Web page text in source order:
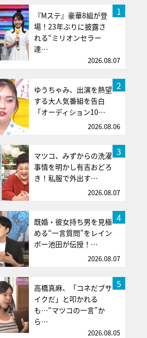
1
『Mステ』豪華8組が登
場！23年ぶりに披露さ
れる“ミリオンセラー
達…
2026.08.07
2
ゆうちゃみ、出演を熱望
する大人気番組を告白
「オーディション10…
2026.08.06
3
マツコ、みずからの洗濯
事情を明かし有吉おどろ
き！私服で外出す…
2026.08.07
4
既婚・彼女持ち男を見極
める“一言質問”をレイン
ボー池田が伝授！…
2026.08.07
5
高橋真麻、「コネだブサ
イクだ」と叩かれる
も…“マツコの一言”か
ら…
2026.08.05